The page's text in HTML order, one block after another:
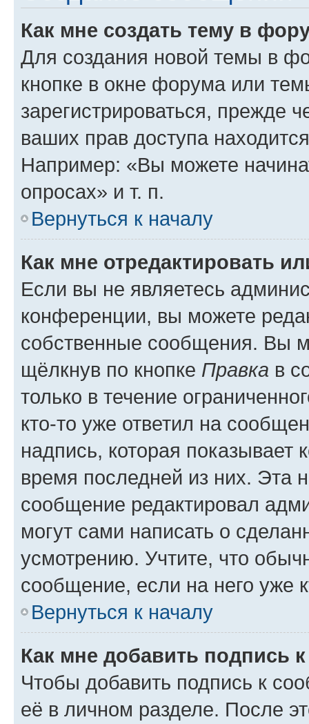
Как мне создать тему в
Для создания новой темы в
кнопке в окне форума или
зарегистрироваться, прежде
ваших прав доступа
Например: «Вы можете
опросах» и т. п.
Вернуться к началу
Как мне отредактировать
Если вы не являетесь
конференции, вы можете
собственные сообщения. Вы
щёлкнув по кнопке Правка в
только в течение
кто-то уже ответил на
надпись, которая показывает
время последней из них. Эта
сообщение редактировал
могут сами написать о
усмотрению. Учтите, что
сообщение, если на него уже
Вернуться к началу
Как мне добавить подпись
Чтобы добавить подпись к
её в личном разделе. После